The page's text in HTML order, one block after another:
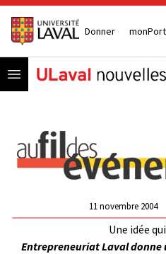
Donner
Open menu
11 novembre 2004
Une idée
Entrepreneuriat Laval donne